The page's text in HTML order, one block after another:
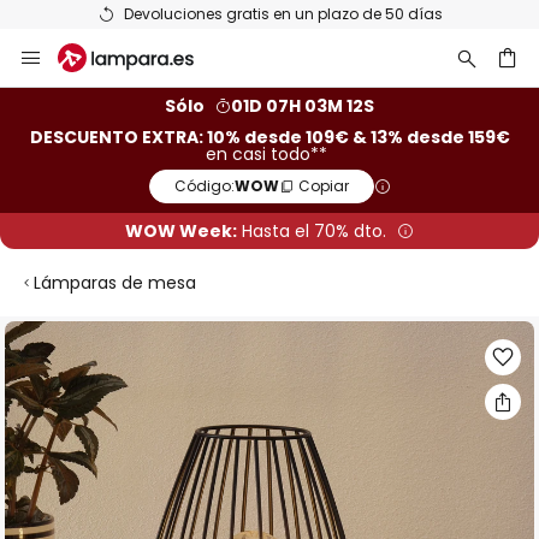
Devoluciones gratis en un plazo de 50 días
al
Sólo
01D 07H 03M 11S
DESCUENTO EXTRA: 10% desde 109€ & 13% desde 159€
en casi todo**
Código:WOW Copiar
WOW Week: Hasta el 70% dto.
Lámparas de mesa
Saltar
al
final
de
la
galería
de